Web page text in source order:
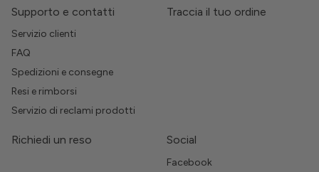
Supporto e contatti
Servizio clienti
FAQ
Spedizioni e consegne
Resi e rimborsi
Servizio di reclami prodotti
Traccia il tuo ordine
Richiedi un reso Social
Facebook